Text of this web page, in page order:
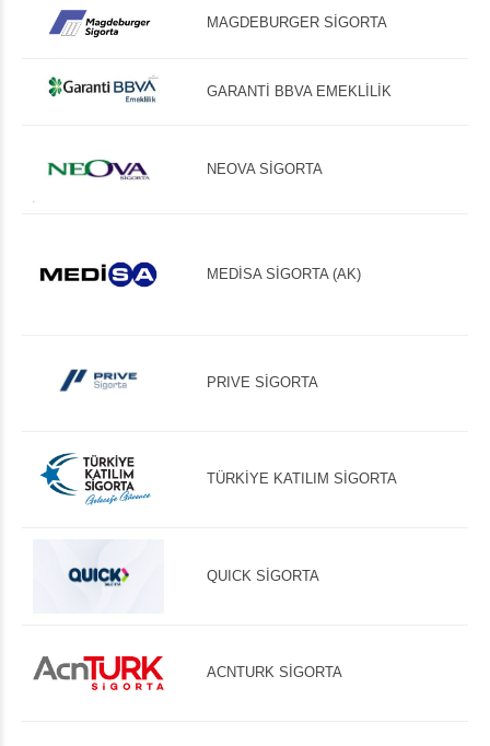
MAGDEBURGER SİGORTA
GARANTİ BBVA EMEKLİLİK
NEOVA SİGORTA
MEDİSA SİGORTA (AK)
PRIVE SİGORTA
TÜRKİYE KATILIM SİGORTA
QUICK SİGORTA
ACNTURK SİGORTA